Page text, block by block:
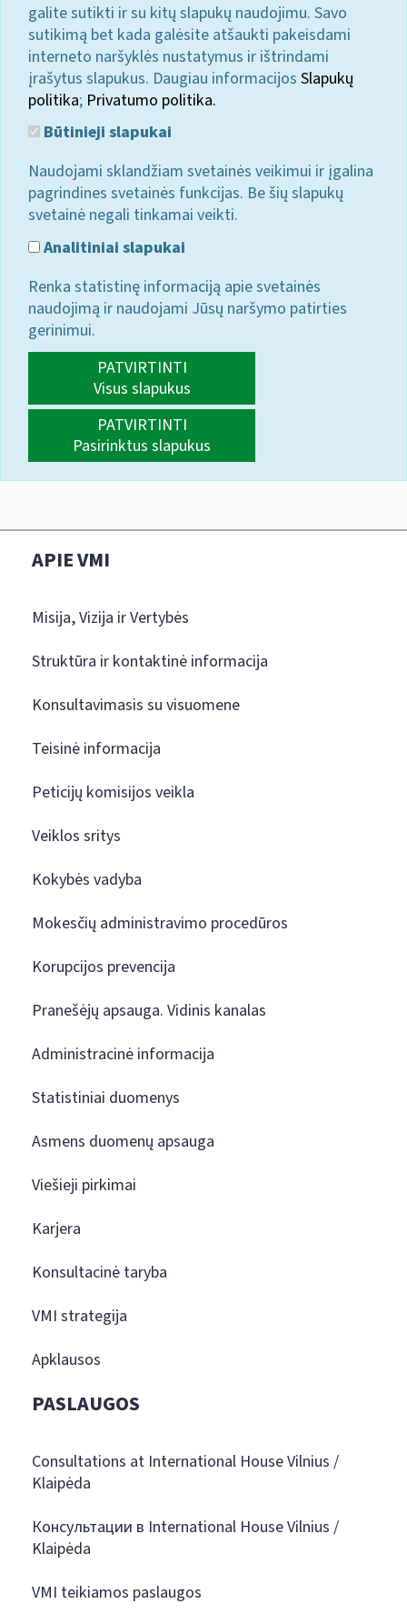
galite sutikti ir su kitų slapukų naudojimu. Savo
sutikimą bet kada galėsite atšaukti pakeisdami
interneto naršyklės nustatymus ir ištrindami
įrašytus slapukus. Daugiau informacijos Slapukų
politika; Privatumo politika.
Būtinieji slapukai
Naudojami sklandžiam svetainės veikimui ir įgalina
pagrindines svetainės funkcijas. Be šių slapukų
svetainė negali tinkamai veikti.
Analitiniai slapukai
Renka statistinę informaciją apie svetainės
naudojimą ir naudojami Jūsų naršymo patirties
gerinimui.
PATVIRTINTI
Visus slapukus
PATVIRTINTI
Pasirinktus slapukus
APIE VMI
Misija, Vizija ir Vertybės
Struktūra ir kontaktinė informacija
Konsultavimasis su visuomene
Teisinė informacija
Peticijų komisijos veikla
Veiklos sritys
Kokybės vadyba
Mokesčių administravimo procedūros
Korupcijos prevencija
Pranešėjų apsauga. Vidinis kanalas
Administracinė informacija
Statistiniai duomenys
Asmens duomenų apsauga
Viešieji pirkimai
Karjera
Konsultacinė taryba
VMI strategija
Apklausos
PASLAUGOS
Consultations at International House Vilnius /
Klaipėda
Консультации в International House Vilnius /
Klaipėda
VMI teikiamos paslaugos